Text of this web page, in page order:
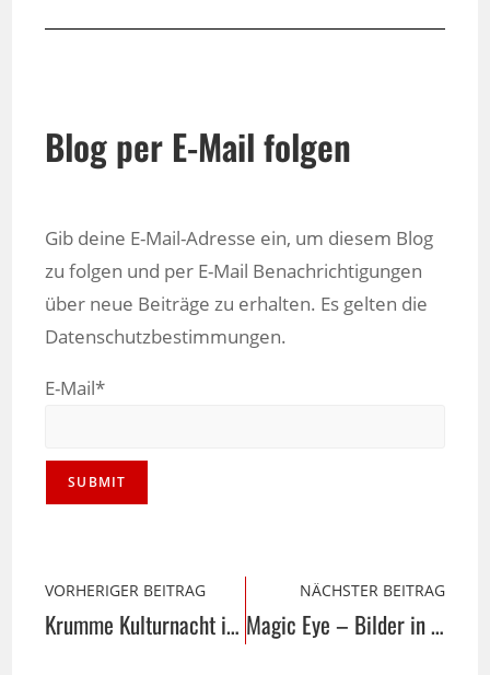
Blog per E-Mail folgen
Gib deine E-Mail-Adresse ein, um diesem Blog
zu folgen und per E-Mail Benachrichtigungen
über neue Beiträge zu erhalten. Es gelten die
Datenschutzbestimmungen.
E-Mail*
VORHERIGER BEITRAG
Krumme Kulturnacht in Detmold
NÄCHSTER BEITRAG
Magic Eye – Bilder in 3D